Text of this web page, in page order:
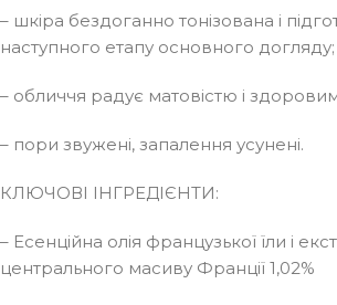
– шкіра бездоганно тонізована і
наступного етапу основного догляду;
– обличчя радує матовістю і
– пори звужені, запалення усунені.
КЛЮЧОВІ ІНГРЕДІЄНТИ:
– Есенційна олія французької їли і
центрального масиву Франції 1,02%